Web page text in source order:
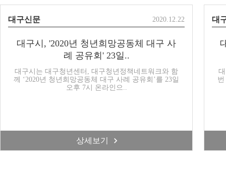
대구신문 2020.12.22
대구시, '2020년 청년희망공동체 대구 사
례 공유회' 23일..
대구시는 대구청년센터, 대구청년정책네트워크와 함
께 ‘2020년 청년희망공동체 대구 사례 공유회’를 23일
오후 7시 온라인으..
상세보기
대